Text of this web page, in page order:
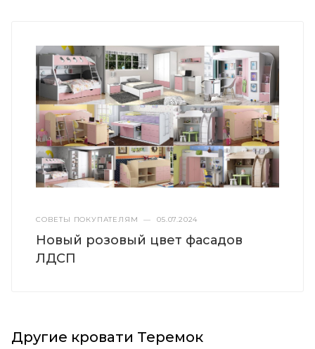
СОВЕТЫ ПОКУПАТЕЛЯМ — 05.07.2024
Новый розовый цвет фасадов
ЛДСП
Другие кровати Теремок